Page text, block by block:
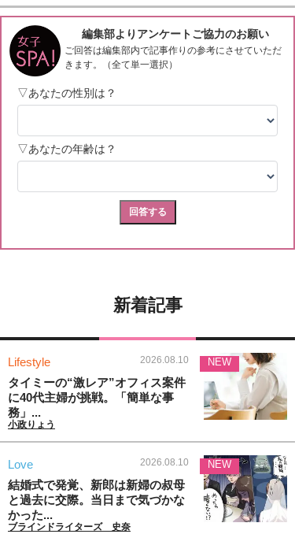
新着記事
Lifestyle 2026.08.10
タイミーの“激レア”オフィス案件
に40代主婦が挑戦。「簡単な事
務」...
小政りょう
NEW
Love 2026.08.10
結婚式で発覚、新郎は新婦の叔母
と過去に交際。当日まで気づかな
かった...
ブラインドライターズ 史奈
NEW